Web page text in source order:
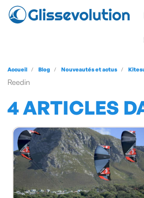
Accueil Blog Nouveautés et actus
Reedin
4 ARTICLES